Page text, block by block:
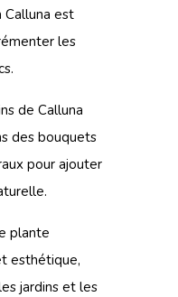
Calluna est
les
de Calluna
des bouquets
pour ajouter
plante
esthétique,
jardins et les